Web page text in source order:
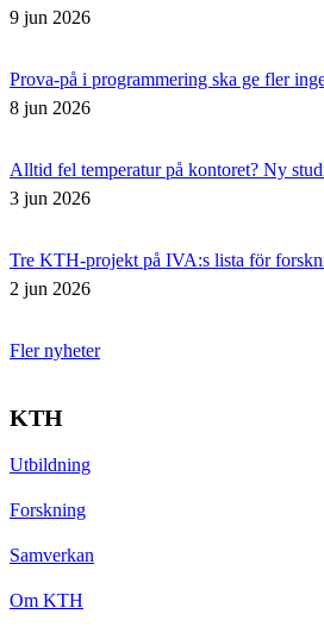
9 jun 2026
Prova-på i programmering ska ge fler
8 jun 2026
Alltid fel temperatur på kontoret? Ny
3 jun 2026
Tre KTH-projekt på IVA:s lista för
2 jun 2026
Fler nyheter
KTH
Utbildning
Forskning
Samverkan
Om KTH